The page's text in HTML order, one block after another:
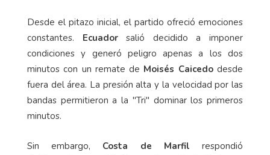
Desde el pitazo inicial, el partido ofreció emociones
constantes. Ecuadorsalió decidido a imponer
condiciones y generó peligro apenas a los dos
minutos con un remate de Moisés Caicedodesde
fuera del área. La presión alta y la velocidad por las
bandas permitieron a la "Tri" dominar los primeros
minutos.
Sin embargo, Costa de Marfil respondió